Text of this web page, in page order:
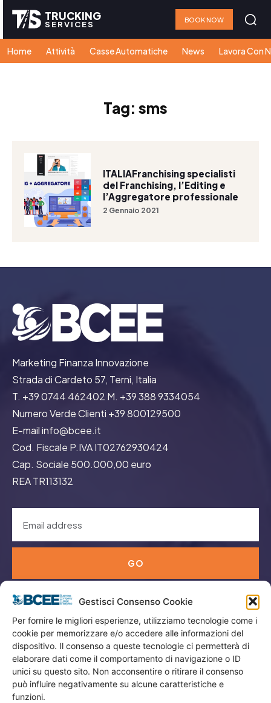
Gestisci Consenso Cookie
Per fornire le migliori esperienze, utilizziamo tecnologie come i
cookie per memorizzare e/o accedere alle informazioni del
dispositivo. Il consenso a queste tecnologie ci permetterà di
elaborare dati come il comportamento di navigazione o ID
unici su questo sito. Non acconsentire o ritirare il consenso
può influire negativamente su alcune caratteristiche e
funzioni.
TRUCKING
SERVICES BOOK NOW
Home Attività Casse Automatiche News Lavora Con
Tag: sms
ITALIAFranchising specialisti
del Franchising, l’Editing e
l’Aggregatore professionale
2 Gennaio 2021
Marketing Finanza Innovazione
Strada di Cardeto 57, Terni, Italia
T. +39 0744 462402 M. +39 388 9334054
Numero Verde Clienti +39 800129500
E-mail info@bcee.it
Cod. Fiscale P.IVA IT02762930424
Cap. Sociale 500.000,00 euro
REA TR113132
GO
Menù
Privacy
Termini Utilizzo
Iscrizione Newsletter
Cookie Policy (UE)